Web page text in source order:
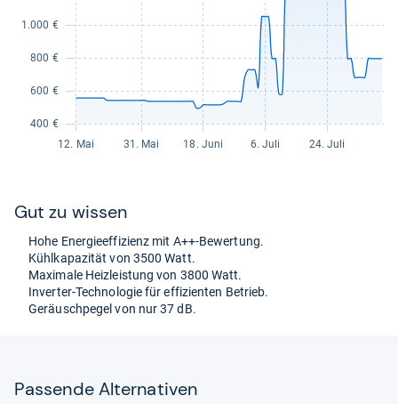
Gut zu wis­sen
Hohe Ener­gie­ef­fi­zi­enz mit A++-​Bewer­tung.
Kühl­ka­pa­zi­tät von 3500 Watt.
Maxi­male Heiz­leis­tung von 3800 Watt.
Inver­ter-​Tech­no­lo­gie für effi­zi­en­ten Betrieb.
Geräusch­pe­gel von nur 37 dB.
Pas­sende Alter­na­ti­ven